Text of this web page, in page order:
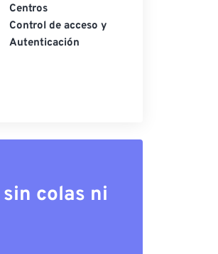
Centros
Control de acceso y
Autenticación
colas ni